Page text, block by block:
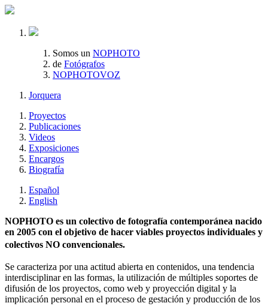
Somos un NOPHOTO
de Fotógrafos
NOPHOTOVOZ
Jorquera
Proyectos
Publicaciones
Videos
Exposiciones
Encargos
Biografía
Español
English
NOPHOTO es un colectivo de fotografía contemporánea nacido
en 2005 con el objetivo de hacer viables proyectos individuales y
colectivos NO convencionales.
Se caracteriza por una actitud abierta en contenidos, una tendencia
interdisciplinar en las formas, la utilización de múltiples soportes de
difusión de los proyectos, como web y proyección digital y la
implicación personal en el proceso de gestación y producción de los